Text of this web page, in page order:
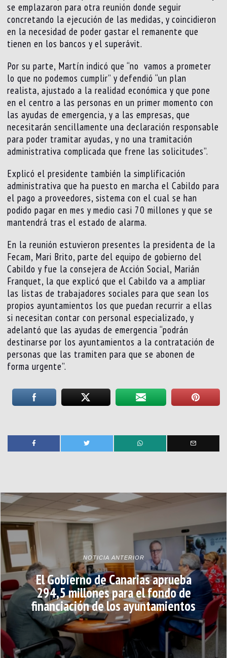
se emplazaron para otra reunión donde seguir
concretando la ejecución de las medidas, y coincidieron
en la necesidad de poder gastar el remanente que
tienen en los bancos y el superávit.
Por su parte, Martín indicó que “no vamos a prometer
lo que no podemos cumplir” y defendió “un plan
realista, ajustado a la realidad económica y que pone
en el centro a las personas en un primer momento con
las ayudas de emergencia, y a las empresas, que
necesitarán sencillamente una declaración responsable
para poder tramitar ayudas, y no una tramitación
administrativa complicada que frene las solicitudes”.
Explicó el presidente también la simplificación
administrativa que ha puesto en marcha el Cabildo para
el pago a proveedores, sistema con el cual se han
podido pagar en mes y medio casi 70 millones y que se
mantendrá tras el estado de alarma.
En la reunión estuvieron presentes la presidenta de la
Fecam, Mari Brito, parte del equipo de gobierno del
Cabildo y fue la consejera de Acción Social, Marián
Franquet, la que explicó que el Cabildo va a ampliar
las listas de trabajadores sociales para que sean los
propios ayuntamientos los que puedan recurrir a ellas
si necesitan contar con personal especializado, y
adelantó que las ayudas de emergencia “podrán
destinarse por los ayuntamientos a la contratación de
personas que las tramiten para que se abonen de
forma urgente”.
NOTICIA ANTERIOR
El Gobierno de Canarias aprueba
294,5 millones para el fondo de
financiación de los ayuntamientos